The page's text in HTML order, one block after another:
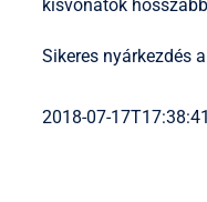
kisvonatok
Sikeres nyárkezdés
2018-07-